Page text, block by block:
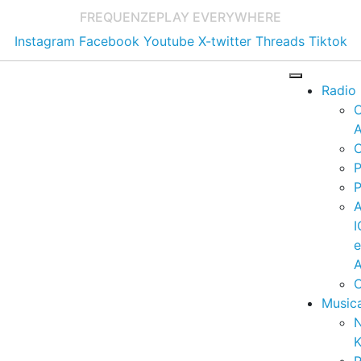
FREQUENZEPLAY EVERYWHERE
Instagram Facebook Youtube X-twitter Threads Tiktok
Radio
e